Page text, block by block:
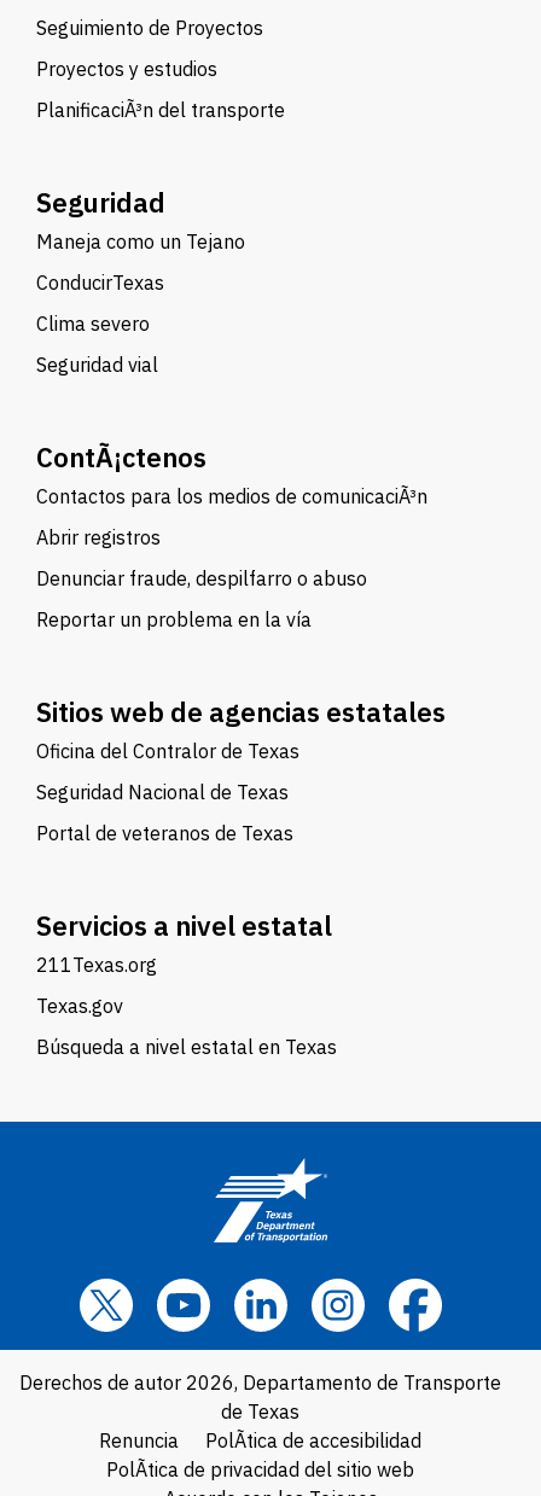
Seguimiento de Proyectos
Proyectos y estudios
PlanificaciÃ³n del transporte
Seguridad
Maneja como un Tejano
ConducirTexas
Clima severo
Seguridad vial
ContÃ¡ctenos
Contactos para los medios de comunicaciÃ³n
Abrir registros
Denunciar fraude, despilfarro o abuso
Reportar un problema en la vía
Sitios web de agencias estatales
Oficina del Contralor de Texas
Seguridad Nacional de Texas
Portal de veteranos de Texas
Servicios a nivel estatal
211Texas.org
Texas.gov
Búsqueda a nivel estatal en Texas
Derechos de autor 2026, Departamento de Transporte
de Texas
Renuncia
PolÃ­tica de accesibilidad
PolÃ­tica de privacidad del sitio web